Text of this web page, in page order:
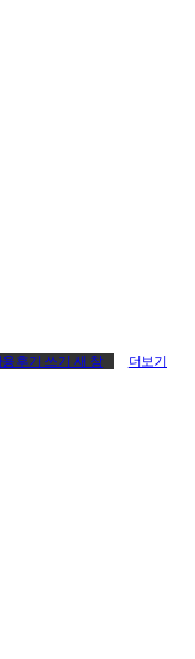
후기 쓰기 새 창 더보기